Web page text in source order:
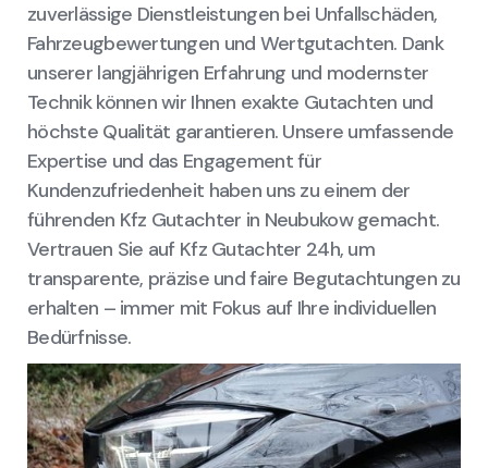
zuverlässige Dienstleistungen bei Unfallschäden,
Fahrzeugbewertungen und Wertgutachten. Dank
unserer langjährigen Erfahrung und modernster
Technik können wir Ihnen exakte Gutachten und
höchste Qualität garantieren. Unsere umfassende
Expertise und das Engagement für
Kundenzufriedenheit haben uns zu einem der
führenden Kfz Gutachter in Neubukow gemacht.
Vertrauen Sie auf Kfz Gutachter 24h, um
transparente, präzise und faire Begutachtungen zu
erhalten – immer mit Fokus auf Ihre individuellen
Bedürfnisse.